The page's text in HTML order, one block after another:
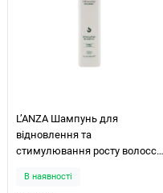
LʼANZA Шампунь для
відновлення та
стимулювання росту волосся
Shampoo 300 мл
В наявності